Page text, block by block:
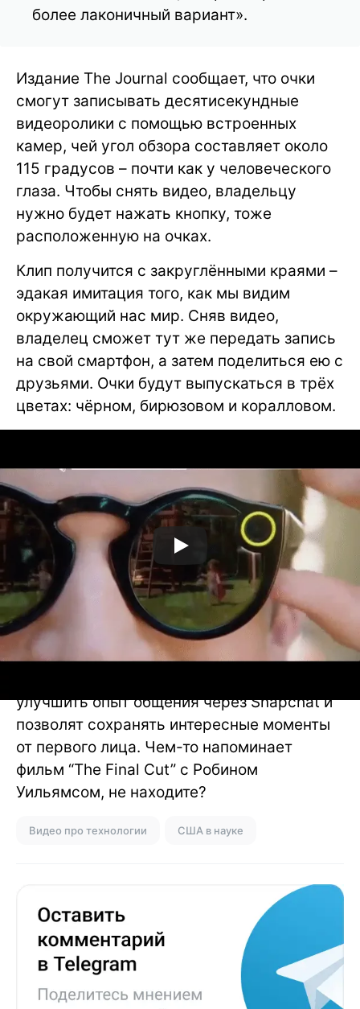
более лаконичный вариант».
Издание The Journal сообщает, что очки
смогут записывать десятисекундные
видеоролики с помощью встроенных
камер, чей угол обзора составляет около
115 градусов – почти как у человеческого
глаза. Чтобы снять видео, владельцу
нужно будет нажать кнопку, тоже
расположенную на очках.
Клип получится с закруглёнными краями –
эдакая имитация того, как мы видим
окружающий нас мир. Сняв видео,
владелец сможет тут же передать запись
на свой смартфон, а затем поделиться ею с
друзьями. Очки будут выпускаться в трёх
цветах: чёрном, бирюзовом и коралловом.
Разработчики утверждают, что потратили
улучшить опыт общения через Snapchat и
позволят сохранять интересные моменты
от первого лица. Чем-то напоминает
фильм “The Final Cut” с Робином
Уильямсом, не находите?
Видео про технологии США в науке